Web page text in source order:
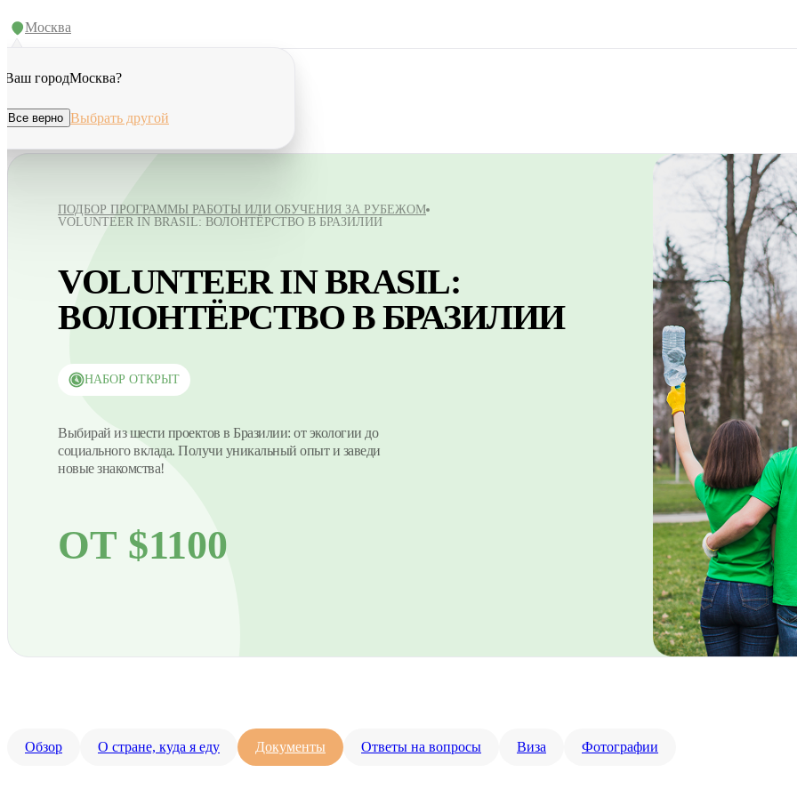
Москва
Ваш городМосква?
Все верно Выбрать другой
ПОДБОР ПРОГРАММЫ РАБОТЫ ИЛИ ОБУЧЕНИЯ ЗА РУБЕЖОМ
VOLUNTEER IN BRASIL: ВОЛОНТЁРСТВО В БРАЗИЛИИ
VOLUNTEER IN BRASIL:
ВОЛОНТЁРСТВО В БРАЗИЛИИ
НАБОР ОТКРЫТ
Выбирай из шести проектов в Бразилии: от экологии до
социального вклада. Получи уникальный опыт и заведи
новые знакомства!
ОТ $1100
Обзор О стране, куда я еду Документы Ответы на вопросы Виза Фотографии